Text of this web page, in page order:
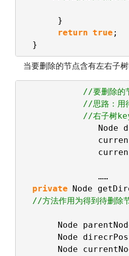
}
return true ;
}
当要删除的节点含有左右子树
//要删除的
//思路：用
//右子树key
Node
……
private
Node
//方法作用为得到待删除
Node
Node
Node